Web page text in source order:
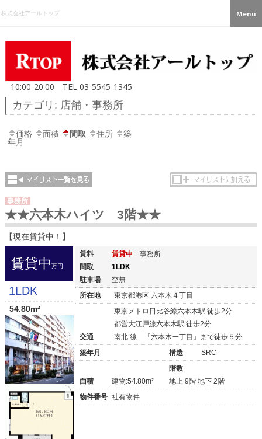
株式会社アールトップ
10:00-20:00 TEL 03-5545-1345
Menu
カテゴリ: 店舗・事務所
価格 面積 間取 住所
築
年月
事務所
★★六本木ハイツ 3階★★
【現在賃貸中！】
賃貸中 万円
1LDK
54.80m²
賃料 賃貸中
事務所
間取
1LDK
駐車場
空無
所在地
東京都港区 六本木４丁目
交通
東京メトロ日比谷線六本木駅 徒歩2分
都営大江戸線六本木駅 徒歩2分
南北 線 「六本木一丁目」まで徒歩５分
築年月
構造 SRC
面積 建物:54.80m²
階数
地上 9階 地下 2階
物件番号 社有物件